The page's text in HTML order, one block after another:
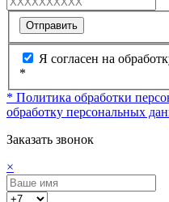
Отправить
Я согласен на
*
* Политика обработки
обработку персональных
Заказать звонок
×